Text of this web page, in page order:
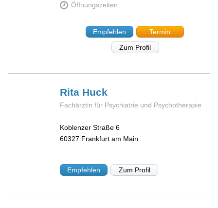
Öffnungszeiten
Empfehlen
Termin
Zum Profil
Rita Huck
Fachärztin für Psychiatrie und Psychotherapie
Koblenzer Straße 6
60327 Frankfurt am Main
Empfehlen Zum Profil